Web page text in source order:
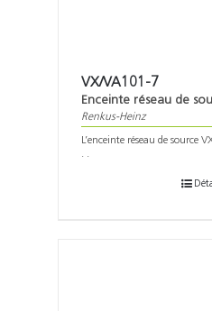
VX/VA101-7
Enceinte réseau de
Renkus-Heinz
L’enceinte réseau de source
. .